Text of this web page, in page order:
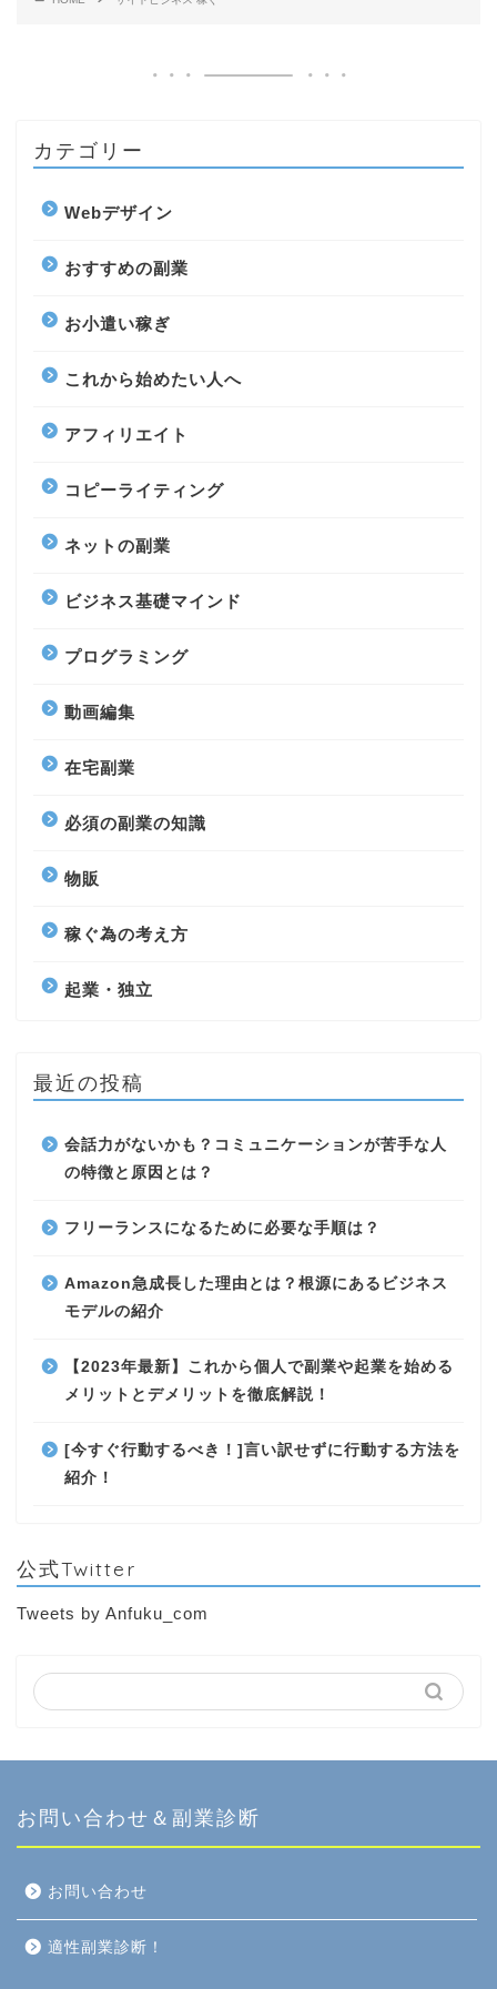
カテゴリー
Webデザイン
おすすめの副業
お小遣い稼ぎ
これから始めたい人へ
アフィリエイト
コピーライティング
ネットの副業
ビジネス基礎マインド
プログラミング
動画編集
在宅副業
必須の副業の知識
物販
稼ぐ為の考え方
起業・独立
最近の投稿
会話力がないかも？コミュニケーションが苦手な人
の特徴と原因とは？
フリーランスになるために必要な手順は？
Amazon急成長した理由とは？根源にあるビジネス
モデルの紹介
【2023年最新】これから個人で副業や起業を始める
メリットとデメリットを徹底解説！
[今すぐ行動するべき！]言い訳せずに行動する方法を
紹介！
公式Twitter
Tweets by Anfuku_com
お問い合わせ＆副業診断
お問い合わせ
適性副業診断！